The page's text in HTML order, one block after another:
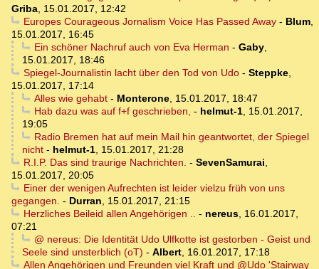
Griba, 15.01.2017, 12:42
Europes Courageous Jornalism Voice Has Passed Away- Blum,
15.01.2017, 16:45
Ein schöner Nachruf auch von Eva Herman - Gaby,
15.01.2017, 18:46
Spiegel-Journalistin lacht über den Tod von Udo- Steppke,
15.01.2017, 17:14
Alles wie gehabt- Monterone, 15.01.2017, 18:47
Hab dazu was auf f+f geschrieben, - helmut-1, 15.01.2017,
19:05
Radio Bremen hat auf mein Mail hin geantwortet, der Spiegel
nicht - helmut-1, 15.01.2017, 21:28
R.I.P. Das sind traurige Nachrichten. - SevenSamurai,
15.01.2017, 20:05
Einer der wenigen Aufrechten ist leider vielzu früh von uns
gegangen. - Durran, 15.01.2017, 21:15
Herzliches Beileid allen Angehörigen .. - nereus, 16.01.2017,
07:21
@ nereus: Die Identität Udo Ulfkotte ist gestorben - Geist und
Seele sind unsterblich (oT) - Albert, 16.01.2017, 17:18
Allen Angehörigen und Freunden viel Kraft und @Udo 'Stairway